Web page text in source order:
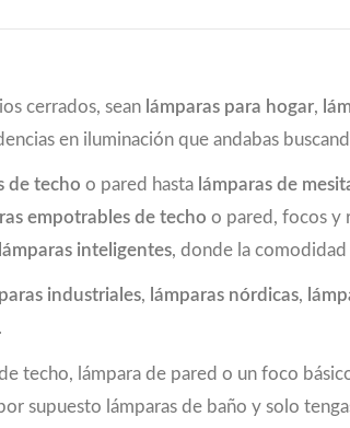
cerrados, sean lámparas para hogar,
en iluminación que andabas
de techo o pared hasta lámparas de
empotrables de techo o pared, focos y
lámparas inteligentes, donde la
industriales, lámparas nórdicas,
techo, lámpara de pared o un foco
supuesto lámparas de baño y solo